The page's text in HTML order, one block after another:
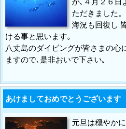
ただきました。
海況も回復し
ける事と思います｡
八丈島のダイビングが皆さまの心
ますので､是非おいで下さい｡
あけましておめでとうございます
元旦は穏やか